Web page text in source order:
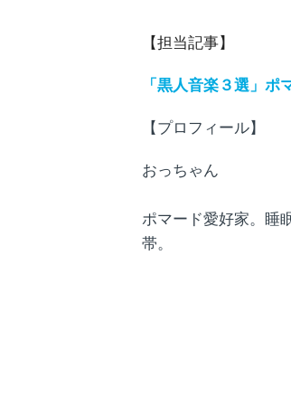
【担当記事】
「黒人音楽３選」ポ
【プロフィール】
おっちゃん
ポマード愛好家。睡
帯。